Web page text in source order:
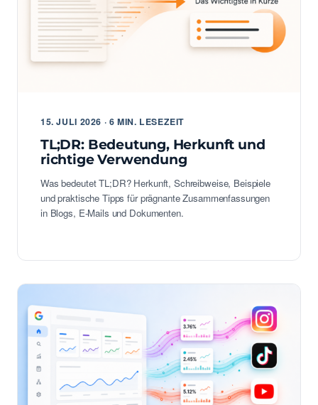
15. JULI 2026 · 6 MIN. LESEZEIT
TL;DR: Bedeutung, Herkunft und
richtige Verwendung
Was bedeutet TL;DR? Herkunft, Schreibweise, Beispiele
und praktische Tipps für prägnante Zusammenfassungen
in Blogs, E-Mails und Dokumenten.